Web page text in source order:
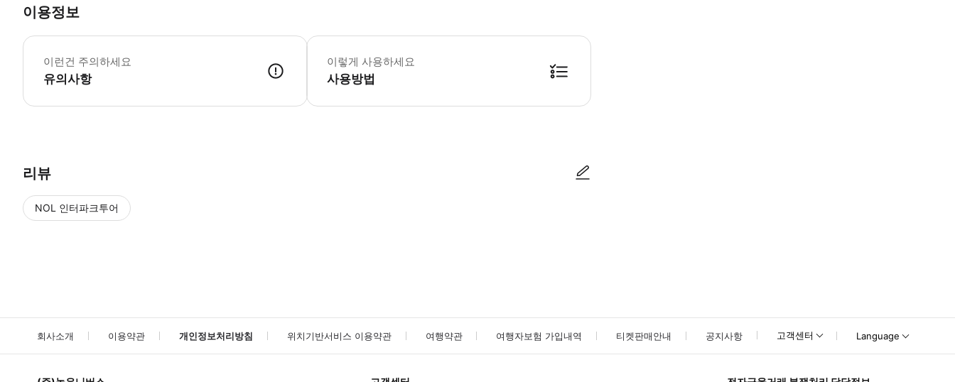
이용정보
이런건 주의하세요
유의사항
▶ 꼭 알아두세요 * 이 투어는 아메리칸 폭포 또는 호스슈 폭포를 방문하지 않습니다. * 총 소요 시간은 약 4시간입니다. * 편안한 워킹화 착용 권장 * 만 2세
이렇게 사용하세요
사용방법
리뷰
NOL 인터파크투어
회사소개 이용약관 개인정보처리방침 위치기반서비스 이용약관 여행약관 여행자보험 가입내역 티켓판매안내 공지사항 고객센터 Language